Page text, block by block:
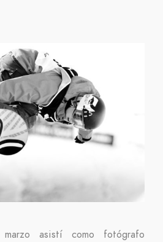
asistí como fotógrafo